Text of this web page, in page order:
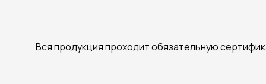
Вся продукция проходит обязательную